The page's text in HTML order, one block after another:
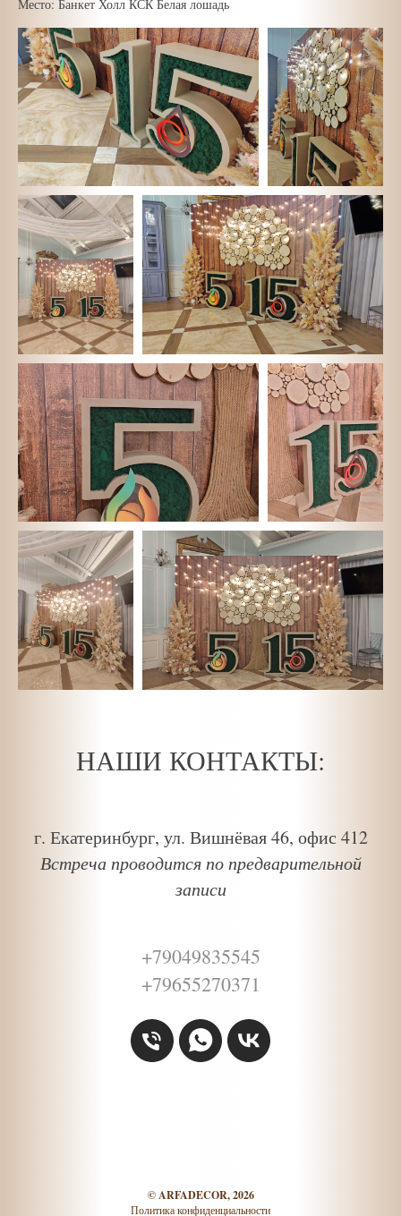
Место: Банкет Холл КСК Белая лошадь
НАШИ КОНТАКТЫ:
г. Екатеринбург, ул. Вишнёвая 46, офис 412
Встреча проводится по предварительной
записи
+79049835545
+79655270371
©ARFADECOR, 2026
Политика конфиденциальности